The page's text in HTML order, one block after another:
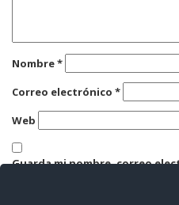
Nombre*
Correo electrónico *
Web
Guarda mi nombre, correo